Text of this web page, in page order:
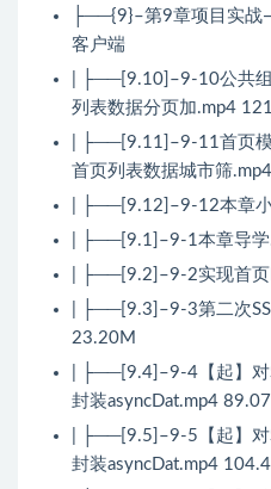
├──{9}–第9章项目实战—
客户端
| ├──[9.10]–9-10公共
列表数据分页加.mp4
| ├──[9.11]–9-11首页
首页列表数据城市筛
| ├──[9.12]–9-12本章
| ├──[9.1]–9-1本章导
| ├──[9.2]–9-2实现首
| ├──[9.3]–9-3第二次
23.20M
| ├──[9.4]–9-4【起】对
封装asyncDat.mp4
| ├──[9.5]–9-5【起】对
封装asyncDat.mp4